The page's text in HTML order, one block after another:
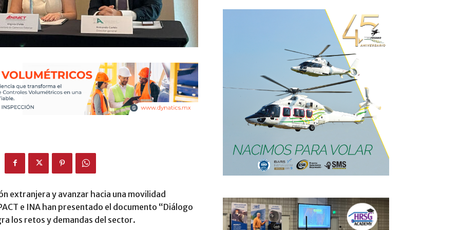
extranjera y avanzar hacia una movilidad
e INA han presentado el documento “Diálogo
los retos y demandas del sector.